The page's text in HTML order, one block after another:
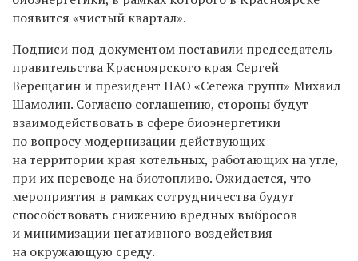
появится «чистый квартал».
Подписи под документом поставили председатель
правительства Красноярского края Сергей
Верещагин и президент ПАО «Сегежа групп» Михаил
Шамолин. Согласно соглашению, стороны будут
взаимодействовать в сфере биоэнергетики
по вопросу модернизации действующих
на территории края котельных, работающих на угле,
при их переводе на биотопливо. Ожидается, что
мероприятия в рамках сотрудничества будут
способствовать снижению вредных выбросов
и минимизации негативного воздействия
на окружающую среду.